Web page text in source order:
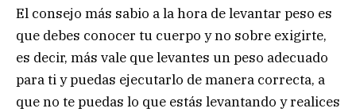
El consejo más sabio a la hora de levantar peso es
que debes conocer tu cuerpo y no sobre exigirte,
es decir, más vale que levantes un peso adecuado
para ti y puedas ejecutarlo de manera correcta, a
que no te puedas lo que estás levantando y realices